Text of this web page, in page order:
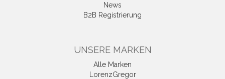
News
B2B Registrierung
UNSERE MARKEN
Alle Marken
LorenzGregor